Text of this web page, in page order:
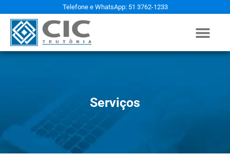
Telefone e WhatsApp: 51 3762-1233
Serviços